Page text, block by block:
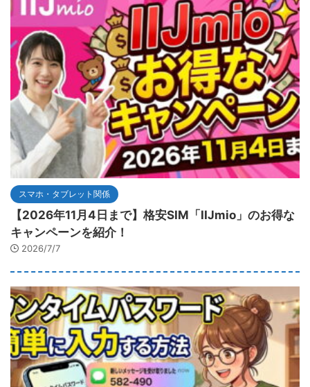
スマホ・タブレット関係
【2026年11月4日まで】格安SIM「IIJmio」のお得な
キャンペーンを紹介！
2026/7/7